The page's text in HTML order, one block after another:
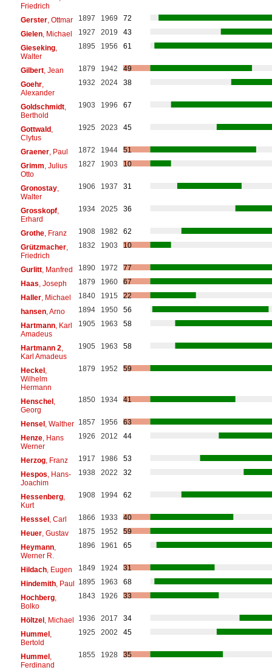
Friedrich
Gerster, Ottmar 1897 1969
72
Gielen, Michael 1927 2019
43
Gieseking,
Walter
1895 1956 61
Gilbert, Jean 1879 1942
49
Goehr,
Alexander
1932 2024 38
Goldschmidt,
Berthold
1903 1996 67
Gottwald,
Clytus
1925 2023 45
Graener, Paul 1872 1944
51
Grimm , Julius
Otto
1827 1903 10
Gronostay,
Walter
1906 1937 31
Grosskopf,
Erhard
1934 2025 36
Grothe, Franz 1908 1982
62
Grützmacher,
Friedrich
1832 1903 10
Gurlitt, Manfred 1890 1972
77
Haas , Joseph 1879 1960
67
Haller, Michael 1840 1915
22
hansen, Arno 1894 1950
56
Hartmann, Karl
Amadeus
1905 1963 58
Hartmann 2
Karl Amadeus
1905 1963 58
Heckel,
Wilhelm
Hermann
1879 1952 59
Henschel,
Georg
1850 1934 41
Hensel, Walther 1857 1956
63
Henze, Hans
Werner
1926 2012 44
Herzog, Franz 1917 1986
53
Hespos , Hans-
Joachim
1938 2022 32
Hessenberg,
Kurt
1908 1994 62
Hesssel, Carl 1866 1933
40
Heuer, Gustav 1875 1952
59
Heymann,
Werner R.
1896 1961 65
Hildach, Eugen 1849 1924
31
Hindemith, Paul 1895 1963
68
Hochberg,
Bolko
1843 1926 33
Höltzel, Michael 1936 2017
34
Hummel,
Bertold
1925 2002 45
Hummel,
Ferdinand
1855 1928 35